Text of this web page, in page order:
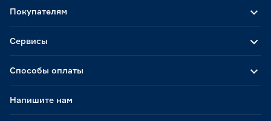
Способы оплаты
Покупателям
Сервисы
Напишите нам